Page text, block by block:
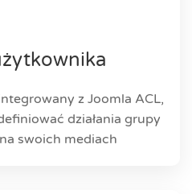
z Joomla ACL,
działania grupy
swoich mediach